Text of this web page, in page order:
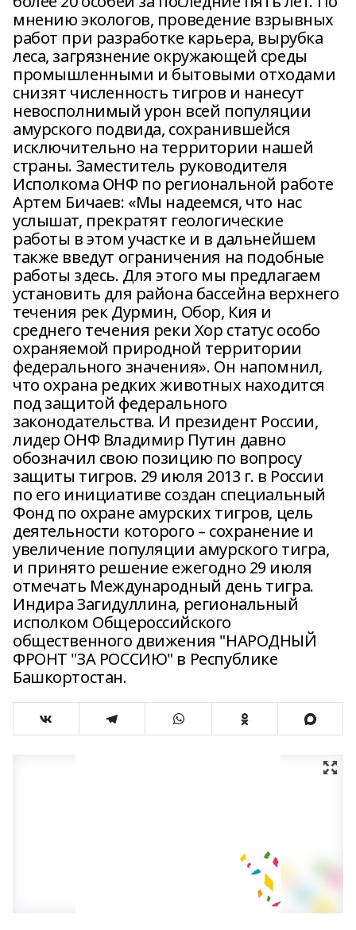
мнению экологов, проведение взрывных
работ при разработке карьера, вырубка
леса, загрязнение окружающей среды
промышленными и бытовыми отходами
снизят численность тигров и нанесут
невосполнимый урон всей популяции
амурского подвида, сохранившейся
исключительно на территории нашей
страны. Заместитель руководителя
Исполкома ОНФ по региональной работе
Артем Бичаев: «Мы надеемся, что нас
услышат, прекратят геологические
работы в этом участке и в дальнейшем
также введут ограничения на подобные
работы здесь. Для этого мы предлагаем
установить для района бассейна верхнего
течения рек Дурмин, Обор, Кия и
среднего течения реки Хор статус особо
охраняемой природной территории
федерального значения». Он напомнил,
что охрана редких животных находится
под защитой федерального
законодательства. И президент России,
лидер ОНФ Владимир Путин давно
обозначил свою позицию по вопросу
защиты тигров. 29 июля 2013 г. в России
по его инициативе создан специальный
Фонд по охране амурских тигров, цель
деятельности которого – сохранение и
увеличение популяции амурского тигра,
и принято решение ежегодно 29 июля
отмечать Международный день тигра.
Индира Загидуллина, региональный
исполком Общероссийского
общественного движения "НАРОДНЫЙ
ФРОНТ "ЗА РОССИЮ" в Республике
Башкортостан.